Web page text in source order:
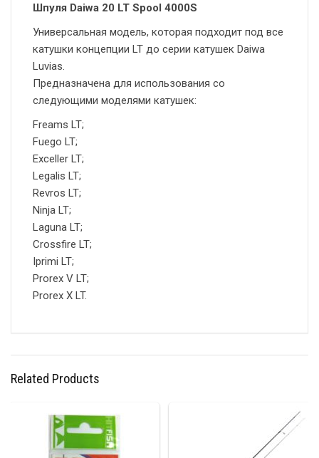
Шпуля Daiwa 20 LT Spool 4000S
Универсальная модель, которая подходит под все
катушки концепции LT до серии катушек Daiwa
Luvias.
Предназначена для использования со
следующими моделями катушек:
Freams LT;
Fuego LT;
Exceller LT;
Legalis LT;
Revros LT;
Ninja LT;
Laguna LT;
Crossfire LT;
Iprimi LT;
Prorex V LT;
Prorex X LT.
Related Products